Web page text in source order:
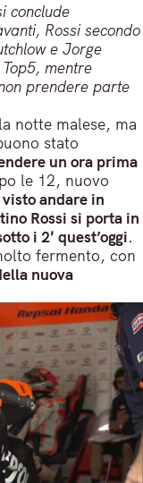
conclude
Rossi secondo
e Jorge
mentre
prendere parte
notte malese, ma
stato
un ora prima
le 12, nuovo
andare in
Rossi si porta in
i 2′ quest’oggi.
fermento, con
nuova